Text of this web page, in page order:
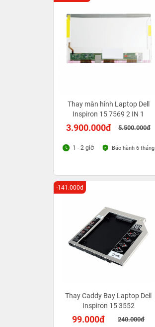
Thay màn hình Laptop Dell
Inspiron 15 7569 2 IN 1
3.900.000đ 5.500.000đ
1 - 2 giờ Bảo hành 6 tháng
Thay Caddy Bay Laptop Dell
Inspiron 15 3552
99.000đ 240.000đ
-141.000đ